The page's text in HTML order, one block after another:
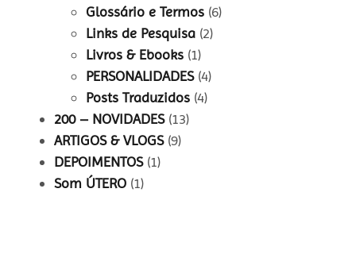
Glossário e Termos (6)
Links de Pesquisa (2)
Livros & Ebooks (1)
PERSONALIDADES(4)
Posts Traduzidos (4)
200 – NOVIDADES(13)
ARTIGOS & VLOGS(9)
DEPOIMENTOS(1)
Som ÚTERO (1)